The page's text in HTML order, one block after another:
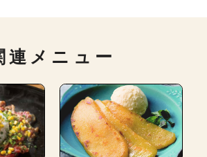
連メニュー